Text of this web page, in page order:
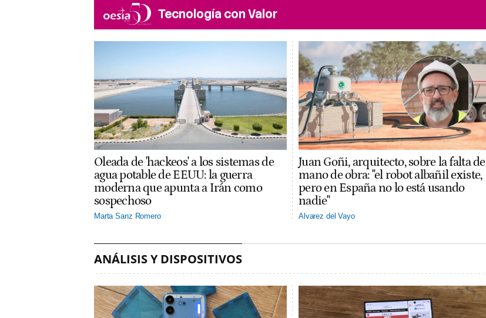
Tecnología con Valor
Oleada de 'hackeos' a los sistemas de
agua potable de EEUU: la guerra
moderna que apunta a Irán como
sospechoso
Marta Sanz Romero
Juan Goñi, arquitecto, sobre la falta de
mano de obra: "el robot albañil existe,
pero en España no lo está usando
nadie"
Alvarez del Vayo
ANÁLISIS Y DISPOSITIVOS